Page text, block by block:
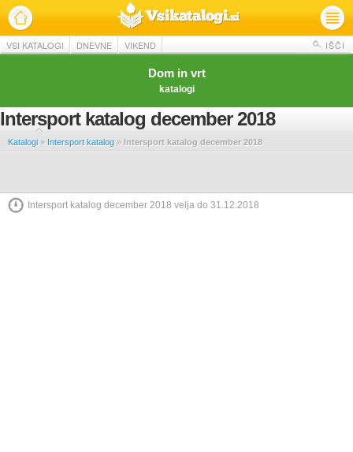
VSI KATALOGI DNEVNE VIKEND IŠČI
Dom in vrt
katalogi
Intersport katalog december 2018
Katalogi » Intersport katalog » Intersport katalog december 2018
Intersport katalog december 2018 velja do 31.12.2018